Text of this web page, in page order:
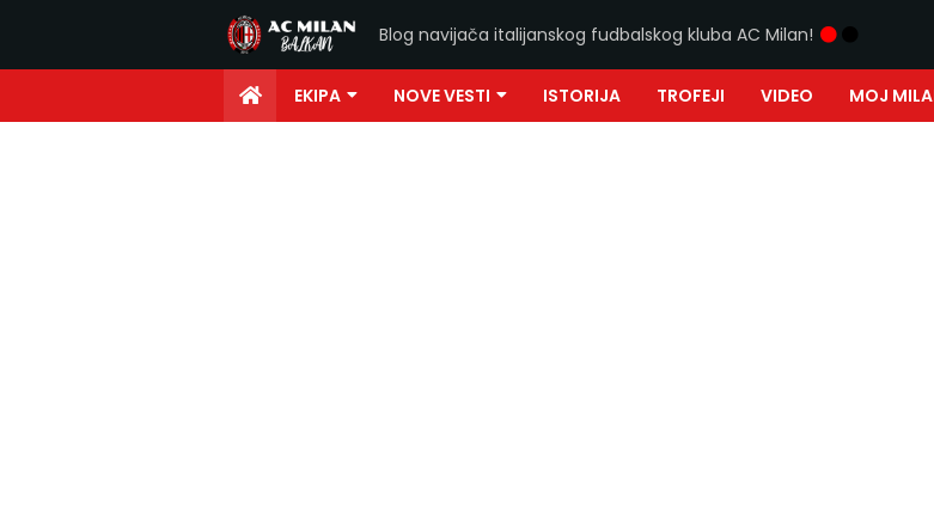
Blog navijača italijanskog fudbalskog kluba AC Milan!
EKIPA NOVE VESTI ISTORIJA TROFEJI VIDEO MOJ